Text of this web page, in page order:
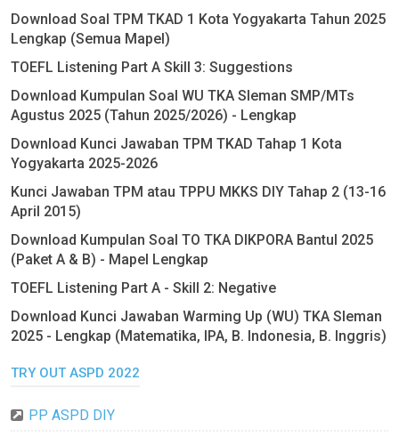
Download Soal TPM TKAD 1 Kota Yogyakarta Tahun 2025
Lengkap (Semua Mapel)
TOEFL Listening Part A Skill 3: Suggestions
Download Kumpulan Soal WU TKA Sleman SMP/MTs
Agustus 2025 (Tahun 2025/2026) - Lengkap
Download Kunci Jawaban TPM TKAD Tahap 1 Kota
Yogyakarta 2025-2026
Kunci Jawaban TPM atau TPPU MKKS DIY Tahap 2 (13-16
April 2015)
Download Kumpulan Soal TO TKA DIKPORA Bantul 2025
(Paket A & B) - Mapel Lengkap
TOEFL Listening Part A - Skill 2: Negative
Download Kunci Jawaban Warming Up (WU) TKA Sleman
2025 - Lengkap (Matematika, IPA, B. Indonesia, B. Inggris)
TRY OUT ASPD 2022
PP ASPD DIY